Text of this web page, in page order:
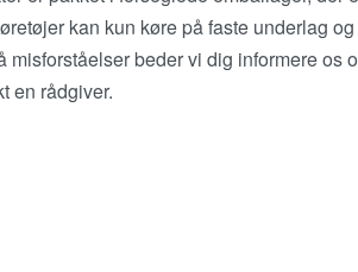
kan kun køre på faste underlag
beder vi dig informere os
en rådgiver.